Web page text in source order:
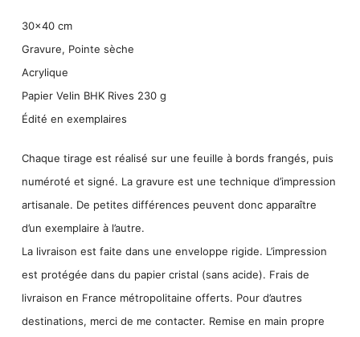
30×40 cm
Gravure, Pointe sèche
Acrylique
Papier Velin BHK Rives 230 g
Édité en exemplaires
Chaque tirage est réalisé sur une feuille à bords frangés, puis
numéroté et signé. La gravure est une technique d’impression
artisanale. De petites différences peuvent donc apparaître
d’un exemplaire à l’autre.
La livraison est faite dans une enveloppe rigide. L’impression
est protégée dans du papier cristal (sans acide). Frais de
livraison en France métropolitaine offerts. Pour d’autres
destinations, merci de me contacter. Remise en main propre